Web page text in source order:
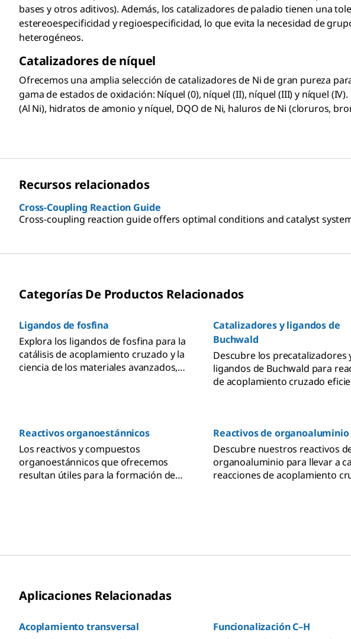
bases y otros aditivos). Además, los catalizadores de paladio tienen una
estereoespecificidad y regioespecificidad, lo que evita la necesidad de
heterogéneos.
Catalizadores de níquel
Ofrecemos una amplia selección de catalizadores de Ni de gran pureza
gama de estados de oxidación: Níquel (0), níquel (II), níquel (III) y níquel
(Al Ni), hidratos de amonio y níquel, DQO de Ni, haluros de Ni (cloruros,
Recursos relacionados
Cross-Coupling Reaction Guide
Cross-coupling reaction guide offers optimal conditions and catalyst
Categorías De Productos Relacionados
Ligandos de fosfina
Explora los ligandos de fosfina para la
catálisis de acoplamiento cruzado y la
ciencia de los materiales avanzados,
Catalizadores y ligandos de
Buchwald
Descubre los precatalizadores
ligandos de Buchwald para
de acoplamiento cruzado
Reactivos organoestánnicos
Los reactivos y compuestos
organoestánnicos que ofrecemos
resultan útiles para la formación de
Reactivos de organoaluminio
Descubre nuestros reactivos
organoaluminio para llevar a
reacciones de acoplamiento
Aplicaciones Relacionadas
Acoplamiento transversal
Funcionalización C–H